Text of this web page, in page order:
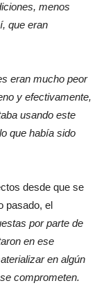
menos
que eran
eran mucho peor
y efectivamente,
usando este
que había sido
desde que se
pasado, el
por parte de
en ese
en algún
comprometen.